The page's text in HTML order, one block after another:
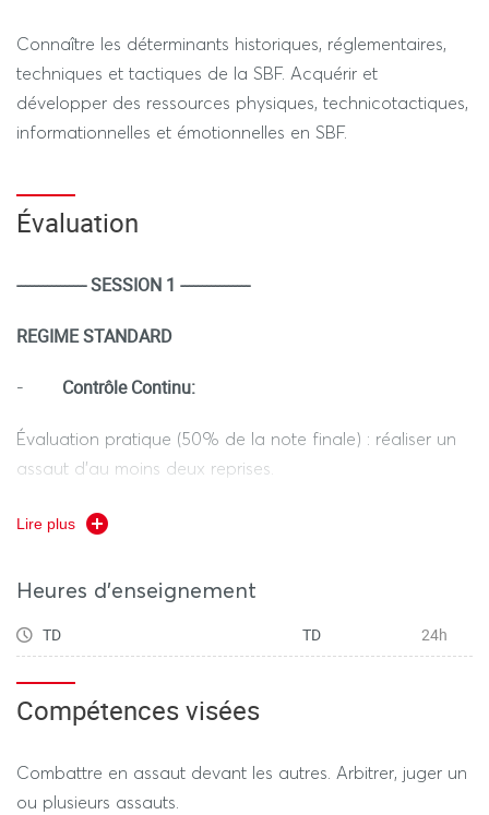
Connaître les déterminants historiques, réglementaires,
techniques et tactiques de la SBF. Acquérir et
développer des ressources physiques, technicotactiques,
informationnelles et émotionnelles en SBF.
Évaluation
---------------- SESSION 1 ----------------
REGIME STANDARD
- Contrôle Continu:
Évaluation pratique (50% de la note finale) : réaliser un
assaut d'au moins deux reprises.
Évaluation théorique (50% de la note finale) : DST 1h
REGIME DEROGATOIRE
dérogatoires)
assaut d'au moins deux reprises.
Lire plus
Heures d'enseignement
TD TD 24h
Compétences visées
Combattre en assaut devant les autres. Arbitrer, juger un
ou plusieurs assauts.